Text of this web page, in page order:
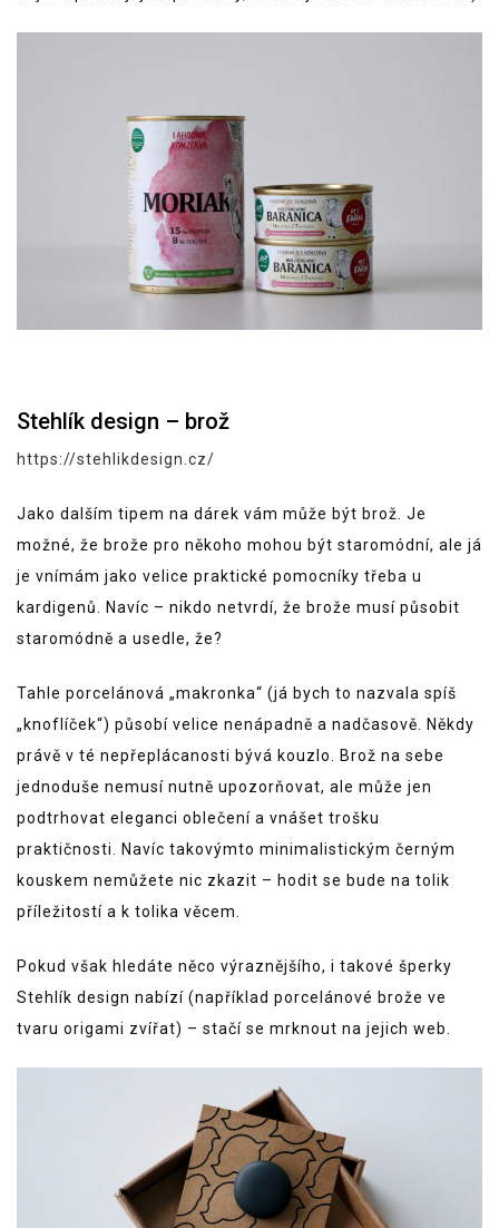
Stehlík design – brož
https://stehlikdesign.cz/
Jako dalším tipem na dárek vám může být brož. Je
možné, že brože pro někoho mohou být staromódní, ale já
je vnímám jako velice praktické pomocníky třeba u
kardigenů. Navíc – nikdo netvrdí, že brože musí působit
staromódně a usedle, že?
Tahle porcelánová „makronka“ (já bych to nazvala spíš
„knoflíček“) působí velice nenápadně a nadčasově. Někdy
právě v té nepřeplácanosti bývá kouzlo. Brož na sebe
jednoduše nemusí nutně upozorňovat, ale může jen
podtrhovat eleganci oblečení a vnášet trošku
praktičnosti. Navíc takovýmto minimalistickým černým
kouskem nemůžete nic zkazit – hodit se bude na tolik
příležitostí a k tolika věcem.
Pokud však hledáte něco výraznějšího, i takové šperky
Stehlík design nabízí (například porcelánové brože ve
tvaru origami zvířat) – stačí se mrknout na jejich web.